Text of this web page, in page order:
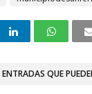
ENTRADAS QUE